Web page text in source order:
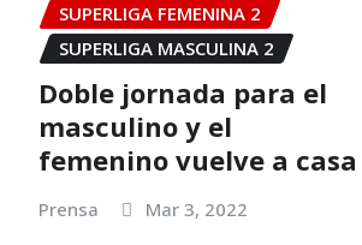
SUPERLIGA FEMENINA 2
SUPERLIGA MASCULINA 2
Doble jornada para el
masculino y el
femenino vuelve a casa
Prensa Mar 3, 2022